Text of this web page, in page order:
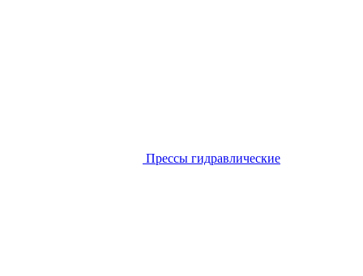
Прессы гидравлические